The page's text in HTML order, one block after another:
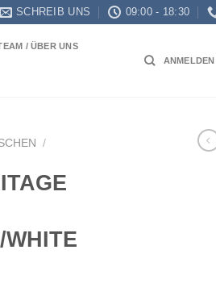
SCHREIB UNS 09:00 - 18:30
/ ÜBER UNS
ANMELDEN
/